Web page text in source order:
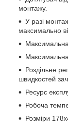
монтажу.
У разі
максимально
Роздільне
швидкостей
Ресурс
Робоча
Розміри